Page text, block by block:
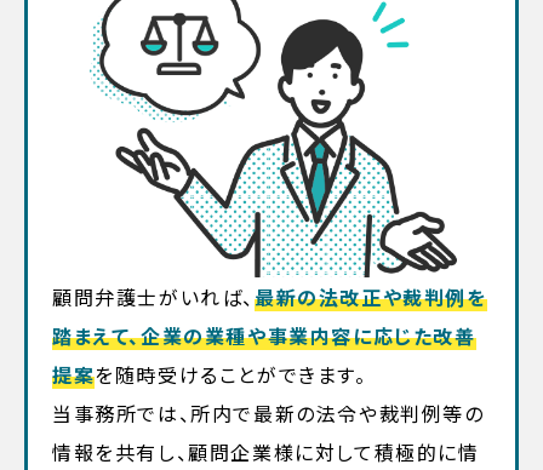
顧問弁護士がいれば、最新の法改正や裁判例を
踏まえて、企業の業種や事業内容に応じた改善
提案を随時受けることができます。
当事務所では、所内で最新の法令や裁判例等の
情報を共有し、顧問企業様に対して積極的に情